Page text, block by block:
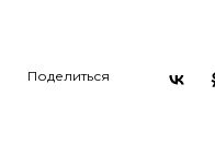
Поделиться